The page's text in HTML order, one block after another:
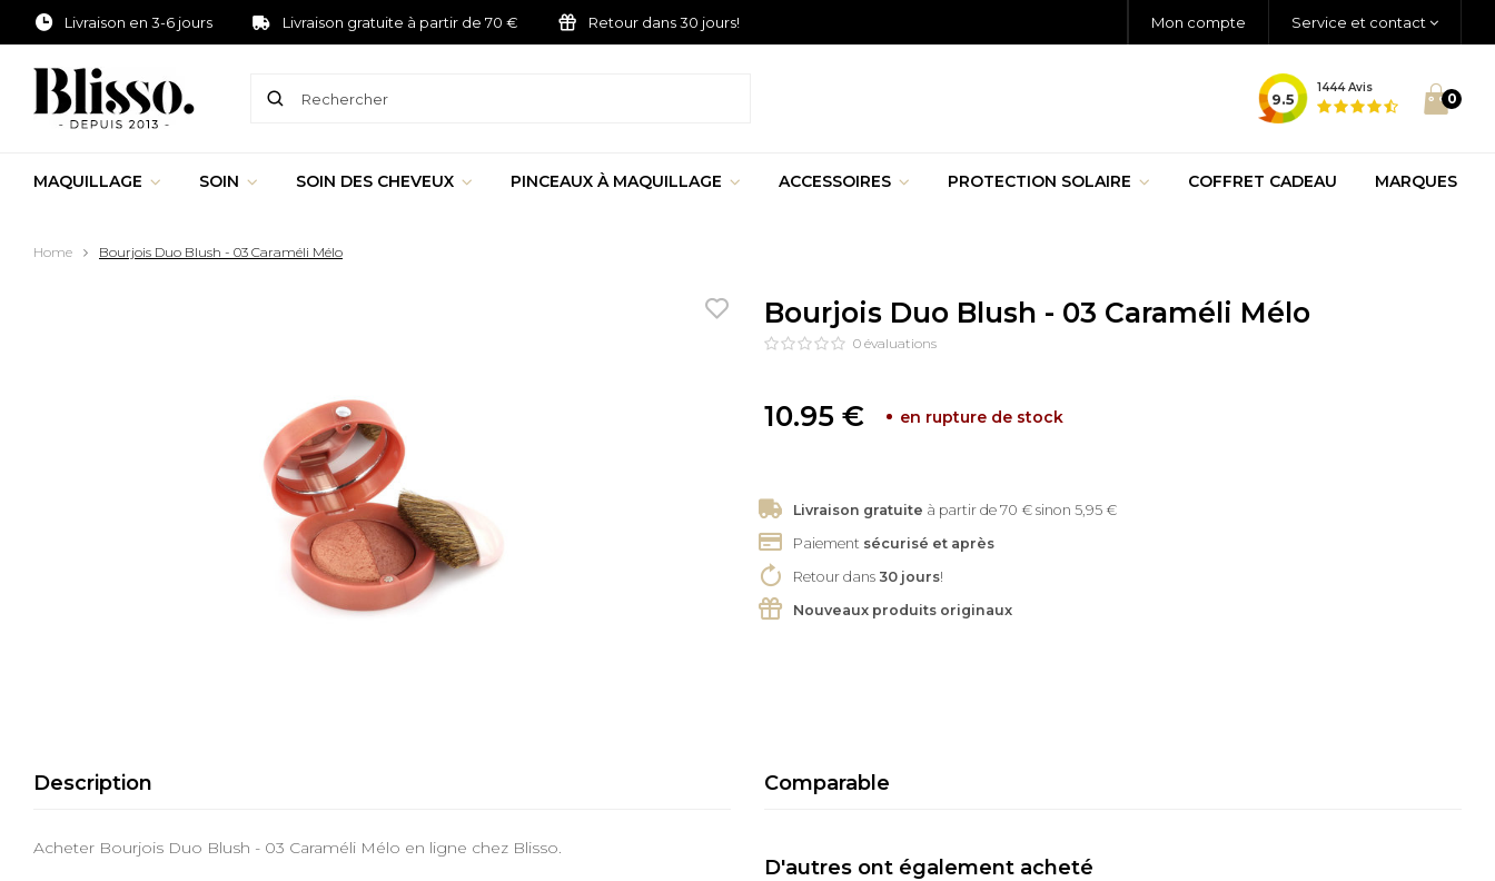
Livraison en 3-6 jours Livraison gratuite à partir de 70 € Retour dans 30 jours! Mon compte Service et contact
9.5
1444Avis
0
MAQUILLAGE SOIN SOIN DES CHEVEUX PINCEAUX À MAQUILLAGE ACCESSOIRES PROTECTION SOLAIRE COFFRET CADEAU MARQUES
Home Bourjois Duo Blush - 03 Caraméli Mélo
Bourjois Duo Blush - 03 Caraméli Mélo
0évaluations
10.95 € en rupture de stock
Livraison gratuite à partir de 70 € sinon 5,95 €
Paiement sécurisé et après
Retour dans 30 jours!
Nouveaux produits originaux
Description
Acheter Bourjois Duo Blush - 03 Caraméli Mélo en ligne chez Blisso.
Comparable
D'autres ont également acheté